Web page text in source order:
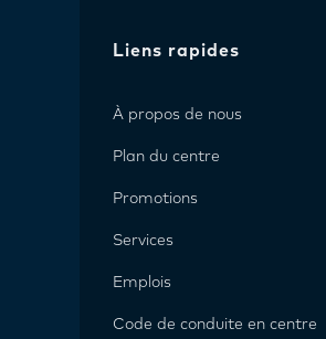
Liens rapides
À propos de nous
Plan du centre
Promotions
Services
Emplois
Code de conduite en centre